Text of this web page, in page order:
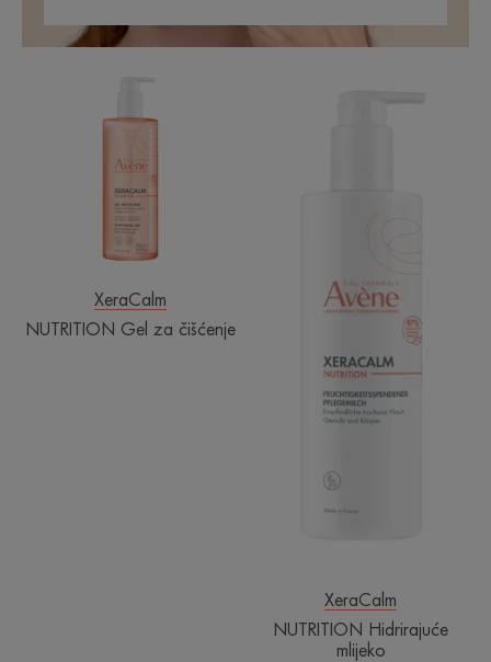
za
XeraCalm
NUTRITION Gel za čišćenje
XeraCalm
NUTRITION Hidrirajuće
mlijeko